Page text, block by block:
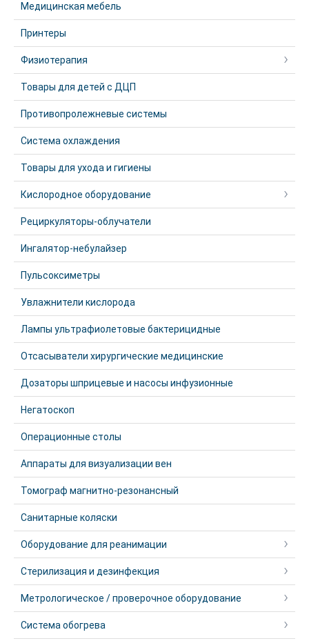
Медицинская мебель
Принтеры
Физиотерапия
Товары для детей с ДЦП
Противопролежневые системы
Система охлаждения
Товары для ухода и гигиены
Кислородное оборудование
Рециркуляторы-облучатели
Ингалятор-небулайзер
Пульсоксиметры
Увлажнители кислорода
Лампы ультрафиолетовые бактерицидные
Отсасыватели хирургические медицинские
Дозаторы шприцевые и насосы инфузионные
Негатоскоп
Операционные столы
Аппараты для визуализации вен
Томограф магнитно-резонансный
Санитарные коляски
Оборудование для реанимации
Стерилизация и дезинфекция
Метрологическое / проверочное оборудование
Система обогрева